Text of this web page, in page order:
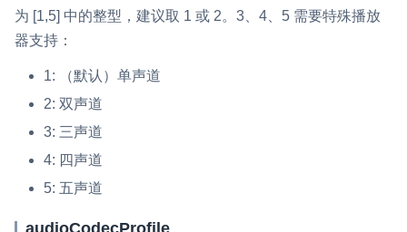
为 [1,5] 中的整型，建议取 1 或 2。3、4、5 需要特殊播放
器支持：
1: （默认）单声道
2: 双声道
3: 三声道
4: 四声道
5: 五声道
audioCodecProfile